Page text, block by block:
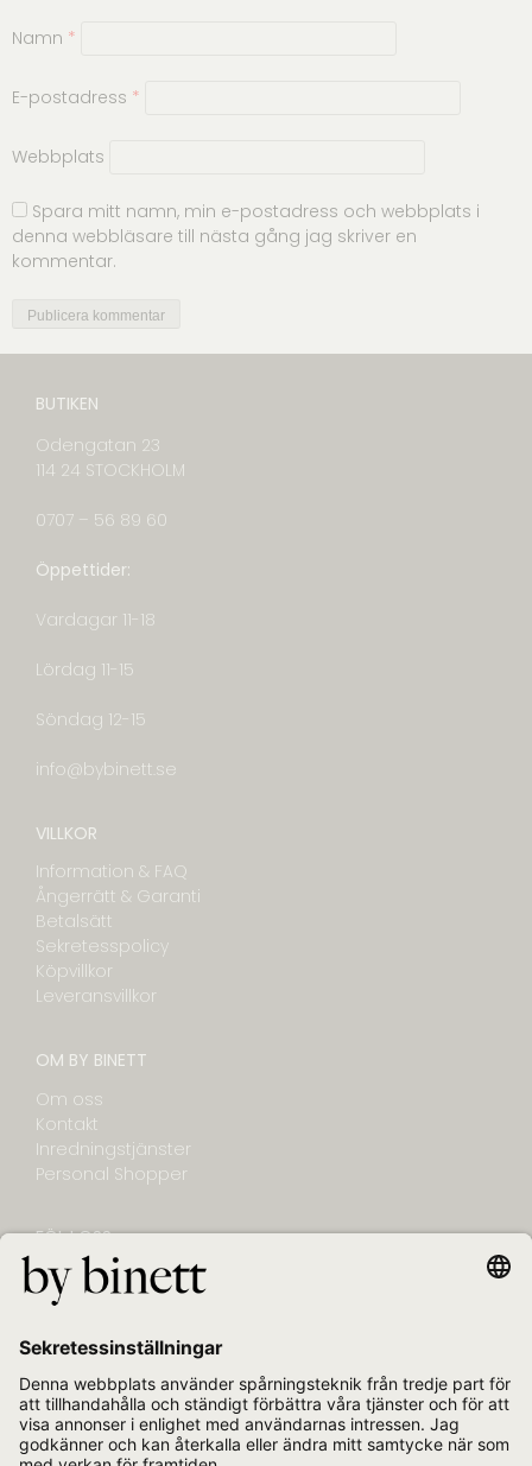
Namn *
E-postadress *
Webbplats
Spara mitt namn, min e-postadress och webbplats i
denna webbläsare till nästa gång jag skriver en
kommentar.
BUTIKEN
Odengatan 23
114 24 STOCKHOLM
0707 – 56 89 60
Öppettider:
Vardagar 11-18
Lördag 11-15
Söndag 12-15
info@bybinett.se
VILLKOR
Information & FAQ
Ångerrätt & Garanti
Betalsätt
Sekretesspolicy
Köpvillkor
Leveransvillkor
OM BY BINETT
Om oss
Kontakt
Inredningstjänster
Personal Shopper
FÖLJ OSS
NYHETSBREV
E-post